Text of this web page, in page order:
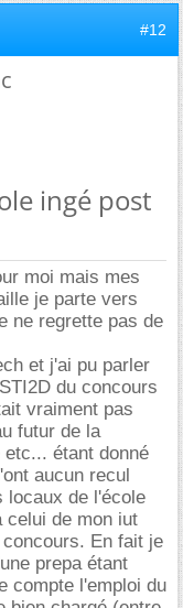
#12
ingé post
moi mais mes
je parte vers
ne regrette pas de
et j'ai pu parler
du concours
vraiment pas
futur de la
étant donné
aucun recul
locaux de l'école
celui de mon iut
En fait je
prepa étant
compte l'emploi du